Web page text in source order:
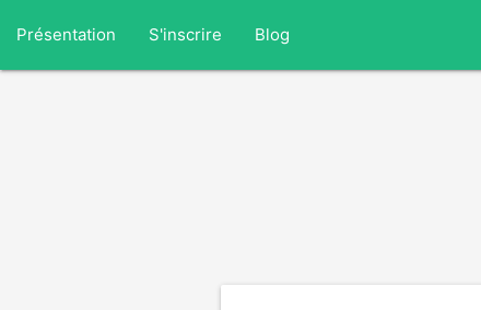
Présentation S'inscrire Blog